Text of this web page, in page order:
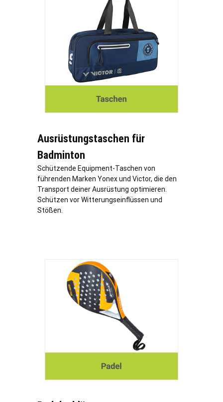
Ausrüstungstaschen für
Badminton
Schützende Equipment-Taschen von
führenden Marken Yonex und Victor, die den
Transport deiner Ausrüstung optimieren.
Schützen vor Witterungseinflüssen und
Stößen.